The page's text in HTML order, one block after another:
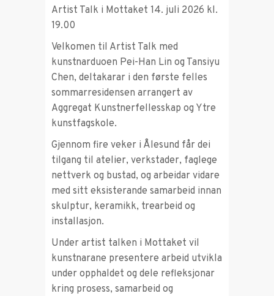
Artist Talk i Mottaket 14. juli 2026 kl.
19.00
Velkomen til Artist Talk med
kunstnarduoen Pei-Han Lin og Tansiyu
Chen, deltakarar i den første felles
sommarresidensen arrangert av
Aggregat Kunstnerfellesskap og Ytre
kunstfagskole.
Gjennom fire veker i Ålesund får dei
tilgang til atelier, verkstader, faglege
nettverk og bustad, og arbeidar vidare
med sitt eksisterande samarbeid innan
skulptur, keramikk, trearbeid og
installasjon.
Under artist talken i Mottaket vil
kunstnarane presentere arbeid utvikla
under opphaldet og dele refleksjonar
kring prosess, samarbeid og